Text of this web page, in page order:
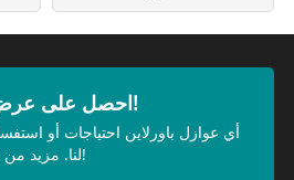
احصل على عرض أسعار مجاني الآن!
أي عوازل باورلاين احتياجات أو
لنا. مزيد من التفاصيل ، استجابة أسرع!